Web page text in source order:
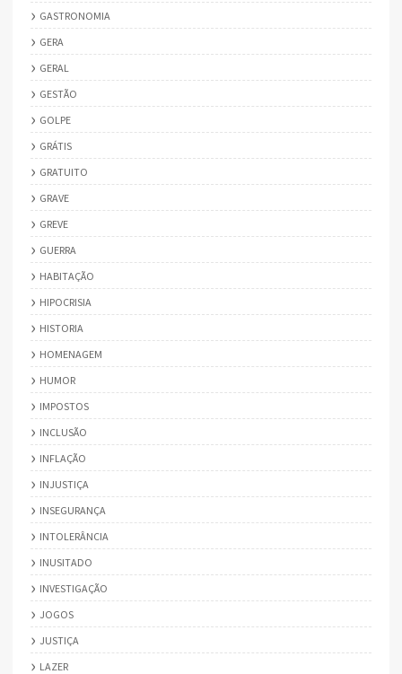
GASTRONOMIA
GERA
GERAL
GESTÃO
GOLPE
GRÁTIS
GRATUITO
GRAVE
GREVE
GUERRA
HABITAÇÃO
HIPOCRISIA
HISTORIA
HOMENAGEM
HUMOR
IMPOSTOS
INCLUSÃO
INFLAÇÃO
INJUSTIÇA
INSEGURANÇA
INTOLERÂNCIA
INUSITADO
INVESTIGAÇÃO
JOGOS
JUSTIÇA
LAZER